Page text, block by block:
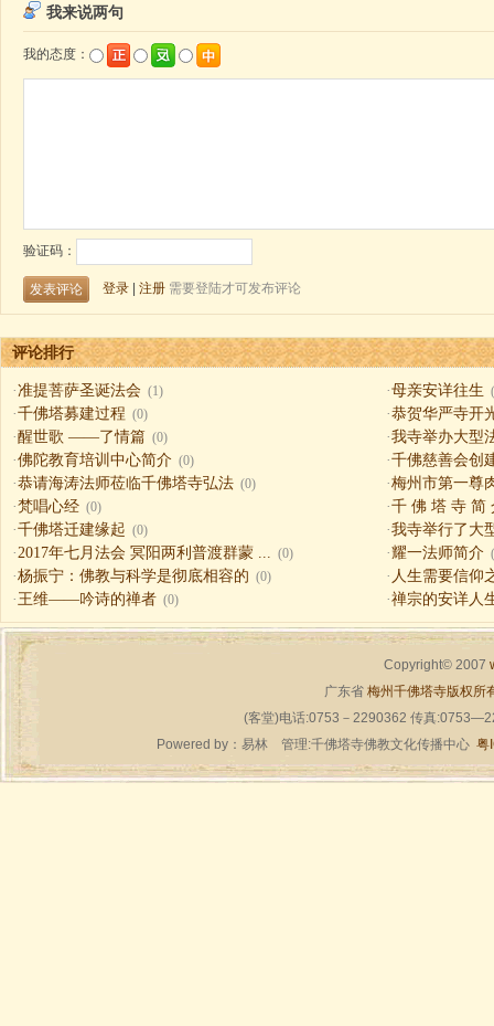
评论排行
·准提菩萨圣诞法会 (1) ·母亲安详往生
·千佛塔募建过程 (0) ·恭贺华严寺开
·醒世歌 ——了情篇 (0) ·我寺举办大型
·佛陀教育培训中心简介 (0) ·千佛慈善会创
·恭请海涛法师莅临千佛塔寺弘法 (0) ·梅州市第一尊
·梵唱心经 (0) ·千 佛 塔 寺 简
·千佛塔迁建缘起 (0) ·我寺举行了大
·2017年七月法会 冥阳两利普渡群蒙 ... (0) ·耀一法师简介
·杨振宁：佛教与科学是彻底相容的 (0) · 人生需要信仰
·王维——吟诗的禅者 (0) ·禅宗的安详人
Copyright© 2007
广东省 梅州千佛塔寺版权所
(客堂)电话:0753－2290362 传真
Powered by： 易林管理:千佛塔寺佛教文化传播中心 粤